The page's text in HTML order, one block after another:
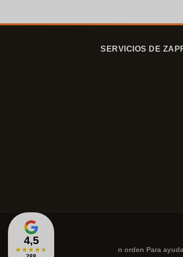
4,5
★★★★★
SERVICIOS DE
n orden Para